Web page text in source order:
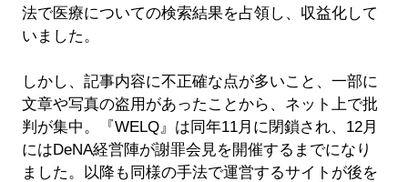
法で医療についての検索結果を占領し、収益化して
いました。
しかし、記事内容に不正確な点が多いこと、一部に
文章や写真の盗用があったことから、ネット上で批
判が集中。『WELQ』は同年11月に閉鎖され、12月
にはDeNA経営陣が謝罪会見を開催するまでになり
ました。以降も同様の手法で運営するサイトが後を